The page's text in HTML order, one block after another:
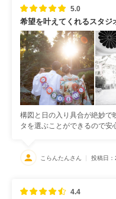
5.0
希望を叶えてくれるスタジ
構図と日の入り具合が絶妙で
タを選ぶことができるので
こらんたんさん 投稿日
4.4